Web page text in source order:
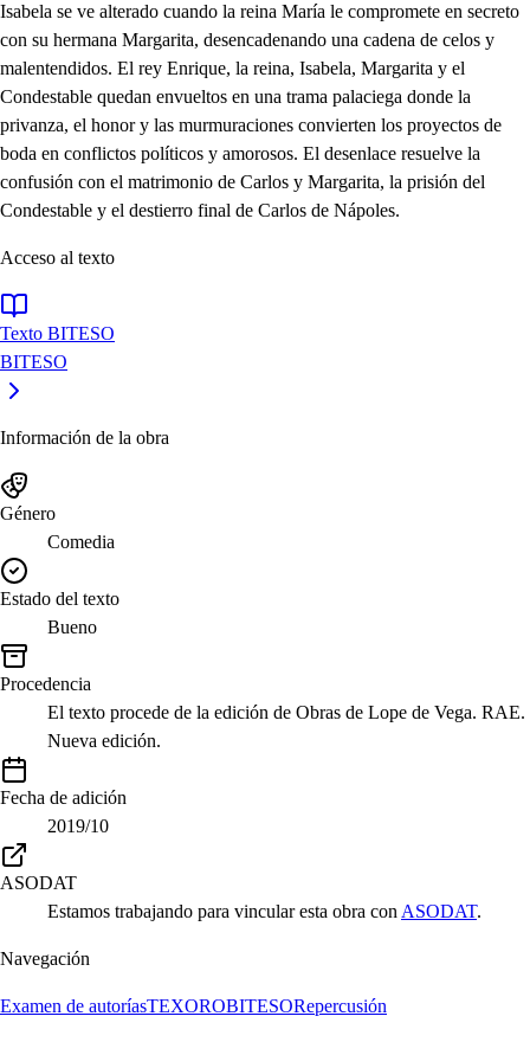
Isabela se ve alterado cuando la reina María le compromete en secreto
con su hermana Margarita, desencadenando una cadena de celos y
malentendidos. El rey Enrique, la reina, Isabela, Margarita y el
Condestable quedan envueltos en una trama palaciega donde la
privanza, el honor y las murmuraciones convierten los proyectos de
boda en conflictos políticos y amorosos. El desenlace resuelve la
confusión con el matrimonio de Carlos y Margarita, la prisión del
Condestable y el destierro final de Carlos de Nápoles.
Acceso al texto
Texto BITESO
BITESO
Información de la obra
Género
Comedia
Estado del texto
Bueno
Procedencia
El texto procede de la edición de Obras de Lope de Vega. RAE.
Nueva edición.
Fecha de adición
2019/10
ASODAT
Estamos trabajando para vincular esta obra con ASODAT.
Navegación
Examen de autoríasTEXOROBITESORepercusión